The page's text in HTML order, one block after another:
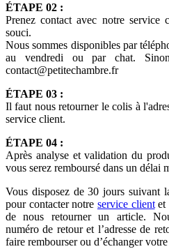
ÉTAPE 02 :
Prenez contact avec notre service
souci.
Nous sommes disponibles par
au vendredi ou par chat.
contact@petitechambre.fr
ÉTAPE 03 :
Il faut nous retourner le colis à
service client.
ÉTAPE 04 :
Après analyse et validation du
vous serez remboursé dans un délai
Vous disposez de 30 jours suivant
pour contacter notre service clientet
de nous retourner un article.
numéro de retour et l’adresse de
faire rembourser ou d’échanger